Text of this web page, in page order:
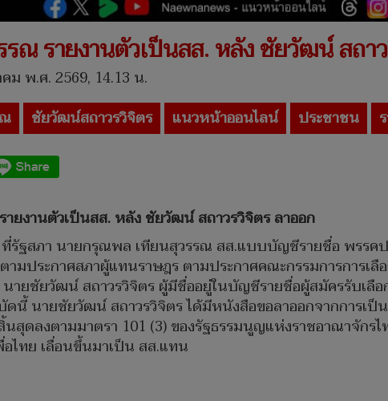
ณ รายงานตัวเป็นสส. หลัง ชัยวัฒน์ สถา
พ.ศ. 2569, 14.13 น.
ชัยวัฒน์สถาวรวิจิตร แนวหน้าออนไลน์ ประชาชน
ยงานตัวเป็นสส. หลัง ชัยวัฒน์ สถาวรวิจิตรลาออก
รัฐสภา นายกรุณพล เทียนสุวรรณ สส.แบบบัญชีรายชื่อ พรรค
มประกาศสภาผู้แทนราษฎร ตามประกาศคณะกรรมการการเ
นายชัยวัฒน์ สถาวรวิจิตร ผู้มีชื่ออยู่ในบัญชีรายชื่อผู้สมัครรับเ
นี้ นายชัยวัฒน์ สถาวรวิจิตร ได้มีหนังสือขอลาออกจากการเ
สุดลงตามมาตรา 101 (3) ของรัฐธรรมนูญแห่งราชอาณาจักร
ไทย เลื่อนขึ้นมาเป็น สส.แทน